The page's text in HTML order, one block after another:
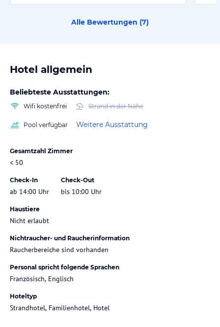
Alle Bewertungen (7)
Hotel allgemein
Beliebteste Ausstattungen:
Wifi kostenfrei Strand in der Nähe
Pool verfügbar Weitere Ausstattung
Gesamtzahl Zimmer
< 50
Check-In
ab 14:00 Uhr
Check-Out
bis 10:00 Uhr
Haustiere
Nicht erlaubt
Nichtraucher- und Raucherinformation
Raucherbereiche sind vorhanden
Personal spricht folgende Sprachen
Französisch, Englisch
Hoteltyp
Strandhotel, Familienhotel, Hotel